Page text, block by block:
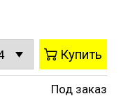
Купить
Под заказ